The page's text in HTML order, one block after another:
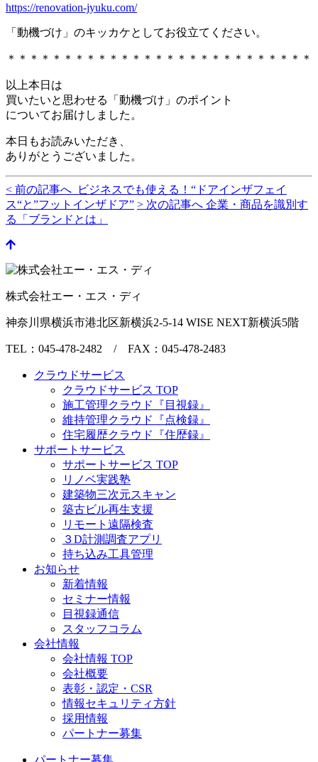
https://renovation-jyuku.com/
「動機づけ」のキッカケとしてお役立てください。
＊＊＊＊＊＊＊＊＊＊＊＊＊＊＊＊＊＊＊＊＊＊＊＊＊＊＊
以上本日は
買いたいと思わせる「動機づけ」のポイント
についてお届けしました。
本日もお読みいただき、
ありがとうございました。
< 前の記事へ ビジネスでも使える！“ドアインザフェイ
ス“と”フットインザドア” > 次の記事へ 企業・商品を識別す
る「ブランドとは」
株式会社エー・エス・ディ
神奈川県横浜市港北区新横浜2-5-14 WISE NEXT新横浜5階
TEL：045-478-2482 / FAX：045-478-2483
クラウドサービス
クラウドサービス TOP
施工管理クラウド『目視録』
維持管理クラウド『点検録』
住宅履歴クラウド『住歴録』
サポートサービス
サポートサービス TOP
リノベ実践塾
建築物三次元スキャン
築古ビル再生支援
リモート遠隔検査
３D計測調査アプリ
持ち込み工具管理
お知らせ
新着情報
セミナー情報
目視録通信
スタッフコラム
会社情報
会社情報 TOP
会社概要
表彰・認定・CSR
情報セキュリティ方針
採用情報
パートナー募集
パートナー募集